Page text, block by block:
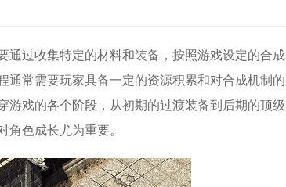
通过收集特定的材料和装备，按照游戏设定的合成
常需要玩家具备一定的资源积累和对合成机制的
戏的各个阶段，从初期的过渡装备到后期的顶级
色成长尤为重要。